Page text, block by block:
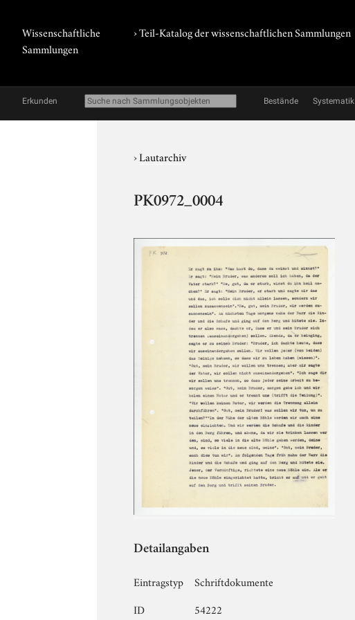
Wissenschaftliche
Sammlungen
› Teil-Katalog der wissenschaftlichen Sammlungen
Erkunden Bestände Systematik
›Lautarchiv
PK0972_0004
Detailangaben
Eintragstyp
Schriftdokumente
ID
54222